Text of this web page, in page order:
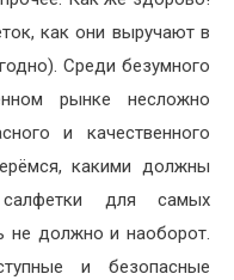
как они выручают в
Среди безумного
рынке несложно
и качественного
какими должны
для самых
не должно и наоборот.
и безопасные